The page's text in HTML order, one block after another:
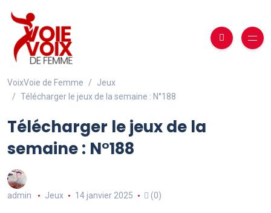
VoixVoie de Femme
Jeux
Télécharger le jeux de la semaine : N°188
Télécharger le jeux de la
semaine : N°188
admin Jeux 14 janvier 2025 (0)